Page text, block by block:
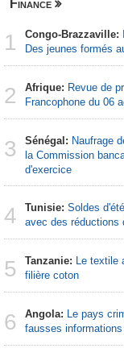
Finance
1 Congo-Brazzaville:
Des jeunes formés
2 Afrique: Revue de
Francophone du 06
3 Sénégal: Naufrage
la Commission
d'exercice
4 Tunisie: Soldes
avec des réductions
5 Tanzanie: Le textile
filière coton
6 Angola: Le pays
fausses